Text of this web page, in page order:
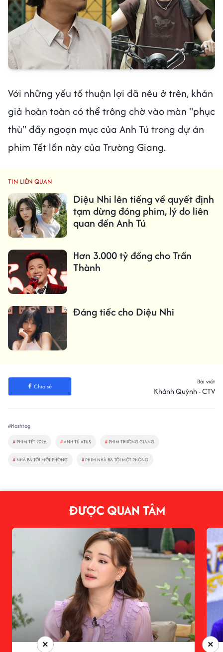
Với những yếu tố thuận lợi đã nêu ở trên, khán
giả hoàn toàn có thể trông chờ vào màn "phục
thù" đầy ngoạn mục của Anh Tú trong dự án
phim Tết lần này của Trường Giang.
TIN LIÊN QUAN
Diệu Nhi lên tiếng về quyết định
tạm dừng đóng phim, lý do liên
quan đến Anh Tú
Hơn 3.000 tỷ đồng cho Trấn
Thành
Đáng tiếc cho Diệu Nhi
Chia sẻ
Bài viết
Khánh Quỳnh - CTV
#Hashtag
# PHIM TẾT 2026 #ANH TÚ ATUS # PHIM TRƯỜNG GIANG
# NHÀ BA TÔI MỘT PHÒNG # PHIM NHÀ BA TÔI MỘT PHÒNG
ĐƯỢC QUAN TÂM
×
×